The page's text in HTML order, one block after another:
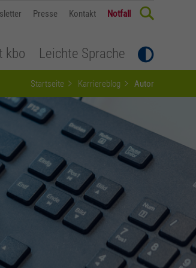
kbo Leichte Sprache
Presse Kontakt Notfall
Startseite Karriereblog Autor